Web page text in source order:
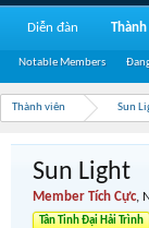
Thành viên Sun
Sun Light
Member Tích Cực,
Tân Tinh Đại Hải Trình
Diễn đàn
Notable Members